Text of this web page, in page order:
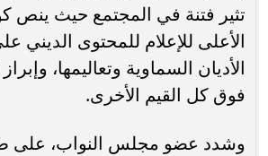
تثير فتنة في المجتمع حيث ينص
الأعلى للإعلام للمحتوى الديني
الأديان السماوية وتعاليمها، وإبراز
فوق كل القيم الأخرى.
وشدد عضو مجلس النواب، على